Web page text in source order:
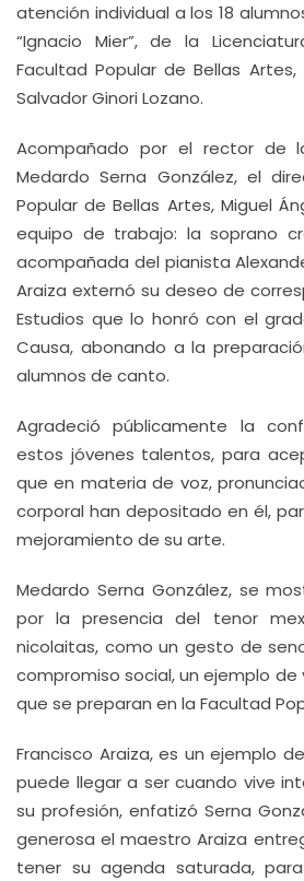
atención individual a los 18
“Ignacio Mier”, de la
Facultad Popular de Bellas
Salvador Ginori Lozano.
Acompañado por el rector de
Medardo Serna González, el
Popular de Bellas Artes, Miguel
equipo de trabajo: la soprano
acompañada del pianista
Araiza externó su deseo de
Estudios que lo honró con el
Causa, abonando a la
alumnos de canto.
Agradeció públicamente la
estos jóvenes talentos, para
que en materia de voz,
corporal han depositado en él,
mejoramiento de su arte.
Medardo Serna González, se
por la presencia del tenor
nicolaitas, como un gesto de
compromiso social, un ejemplo de
que se preparan en la Facultad
Francisco Araiza, es un ejemplo
puede llegar a ser cuando vive
su profesión, enfatizó Serna
generosa el maestro Araiza
tener su agenda saturada,